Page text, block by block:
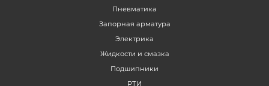
Пневматика
Запорная арматура
Электрика
Жидкости и смазка
Подшипники
РТИ